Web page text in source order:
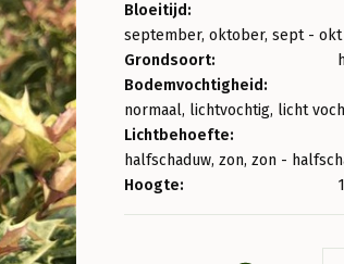
Bloeitijd:
september, oktober, sept - okt
Grondsoort:
Bodemvochtigheid:
normaal, lichtvochtig, licht
Lichtbehoefte:
halfschaduw, zon, zon -
Hoogte: